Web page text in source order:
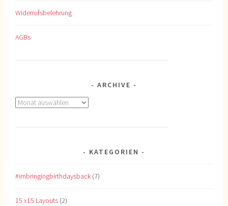
Widerrufsbelehrung
AGBs
ARCHIVE
Archive
KATEGORIEN
#imbringingbirthdaysback (7)
15 x15 Layouts (2)